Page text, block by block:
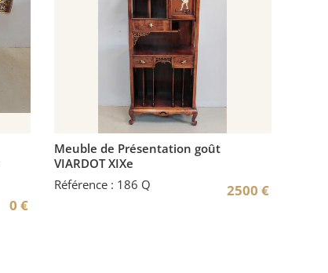
0 €
Meuble de Présentation goût
VIARDOT XIXe
Référence : 186 Q
2500€